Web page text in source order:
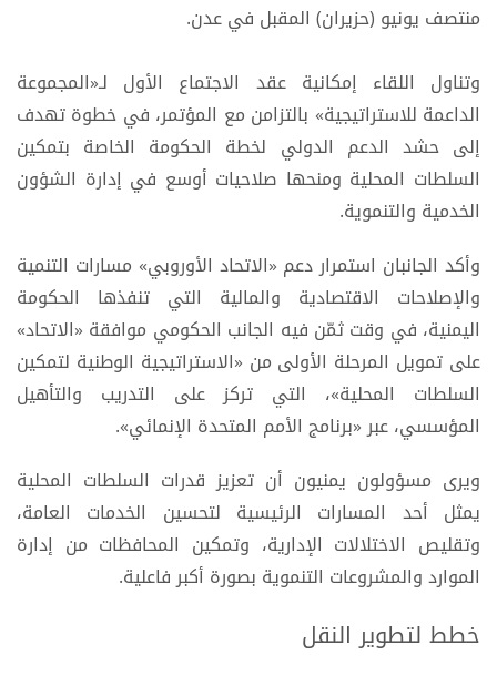
منتصف يونيو (حزيران) المقبل في عدن.
وتناول اللقاء إمكانية عقد الاجتماع الأول لـ«المجموعة
الداعمة للاستراتيجية» بالتزامن مع المؤتمر، في خطوة تهدف
إلى حشد الدعم الدولي لخطة الحكومة الخاصة بتمكين
السلطات المحلية ومنحها صلاحيات أوسع في إدارة الشؤون
الخدمية والتنموية.
وأكد الجانبان استمرار دعم «الاتحاد الأوروبي» مسارات التنمية
والإصلاحات الاقتصادية والمالية التي تنفذها الحكومة
اليمنية، في وقت ثمّن فيه الجانب الحكومي موافقة «الاتحاد»
على تمويل المرحلة الأولى من «الاستراتيجية الوطنية لتمكين
السلطات المحلية»، التي تركز على التدريب والتأهيل
المؤسسي، عبر «برنامج الأمم المتحدة الإنمائي».
ويرى مسؤولون يمنيون أن تعزيز قدرات السلطات المحلية
يمثل أحد المسارات الرئيسية لتحسين الخدمات العامة،
وتقليص الاختلالات الإدارية، وتمكين المحافظات من إدارة
الموارد والمشروعات التنموية بصورة أكبر فاعلية.
خطط لتطوير النقل